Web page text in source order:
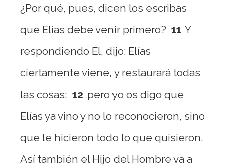
¿Por qué, pues, dicen los escribas
que Elías debe venir primero? 11 Y
respondiendo El, dijo: Elías
ciertamente viene, y restaurará todas
las cosas; 12 pero yo os digo que
Elías ya vino y no lo reconocieron, sino
que le hicieron todo lo que quisieron.
Así también el Hijo del Hombre va a